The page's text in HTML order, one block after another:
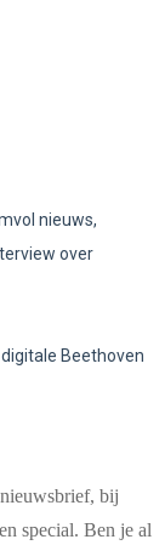
nieuws,
over
Beethoven
bij
special. Ben je al